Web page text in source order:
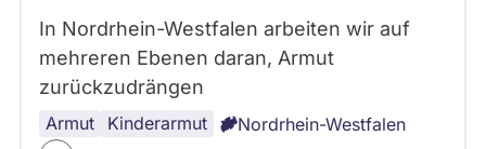
In Nordrhein-Westfalen arbeiten wir auf
mehreren Ebenen daran, Armut
zurückzudrängen
Armut Kinderarmut Nordrhein-Westfalen